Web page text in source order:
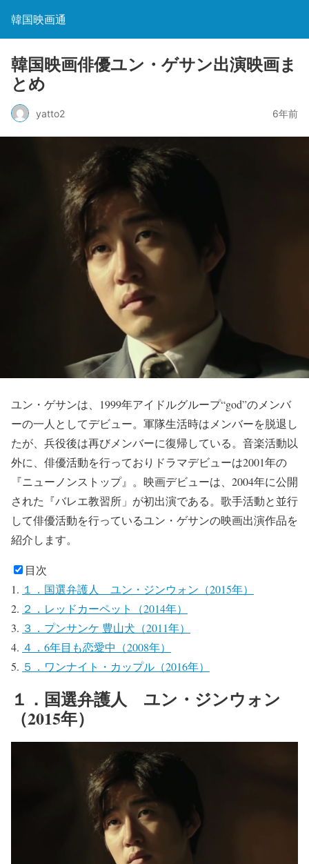
韓国映画通
韓国映画俳優ユン・ゲサン出演映画ま
とめ
yatto2 6年前
ユン・ゲサンは、1999年アイドルグループ“god”のメンバ
ーの一人としてデビュー。軍隊生活時はメンバーを脱退し
たが、兵役後は再びメンバーに復帰している。音楽活動以
外に、俳優活動を行っておりドラマデビューは2001年の
『ニューノンストップ』。映画デビューは、2004年に公開
された『バレエ教習所」が初出演である。歌手活動と並行
して俳優活動を行っているユン・ゲサンの映画出演作品を
紹介します。
目次
１．国選弁護人 ユン・ジンウォン（2015年）
２．レッドカーペット（2014年）
３．プンサンケ 豊山犬（2011年）
４．6年目も恋愛中（2008年）
５．ワンナイト・カップル（2016年）
１．国選弁護人 ユン・ジンウォン
（2015年）